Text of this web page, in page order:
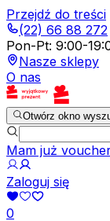
Przejdź do treści
(22) 66 88 272
Pon-Pt: 9:00-
Nasze sklepy
O nas
Otwórz okno
Mam już
Zaloguj się
0